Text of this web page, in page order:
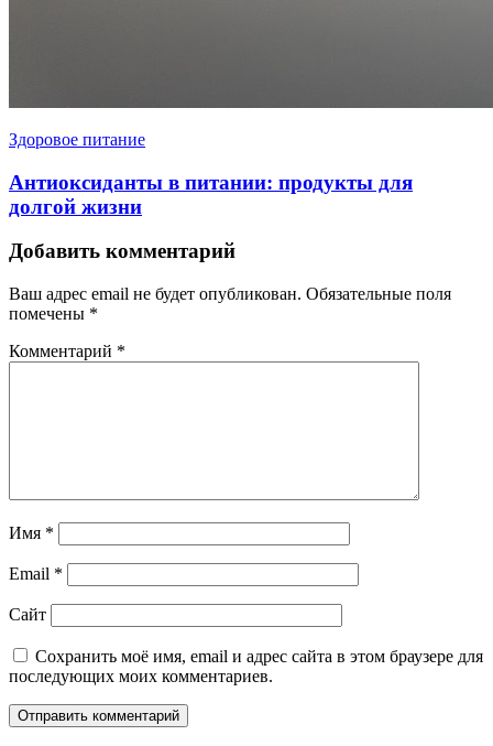
Здоровое питание
Антиоксиданты в питании: продукты для
долгой жизни
Добавить комментарий
Ваш адрес email не будет опубликован. Обязательные поля
помечены *
Комментарий *
Имя *
Email *
Сайт
Сохранить моё имя, email и адрес сайта в этом браузере для
последующих моих комментариев.